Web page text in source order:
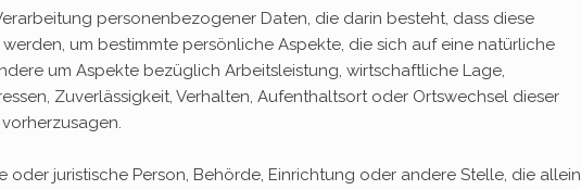
personenbezogener Daten, die darin besteht, dass diese
um bestimmte persönliche Aspekte, die sich auf eine natürliche
um Aspekte bezüglich Arbeitsleistung, wirtschaftliche Lage,
Zuverlässigkeit, Verhalten, Aufenthaltsort oder Ortswechsel dieser
oder juristische Person, Behörde, Einrichtung oder andere Stelle, die allein